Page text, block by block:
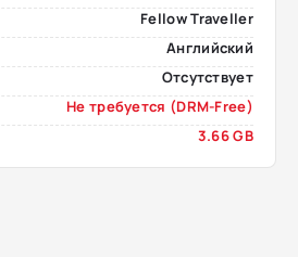
Fellow Traveller
Английский
Отсутствует
Не требуется (DRM-Free)
3.66 GB